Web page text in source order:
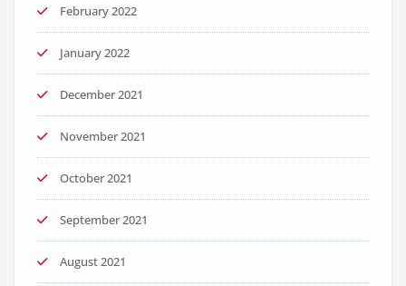
February 2022
January 2022
December 2021
November 2021
October 2021
September 2021
August 2021